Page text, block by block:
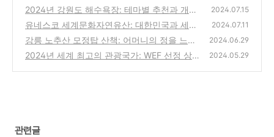
10: 인기 관광 명소와 방문 이유
(0)
2024년 강원도 해수욕장: 테마별 추천과 개장
시기, 즐길거리 가이드
(0)
2024.07.15
유네스코 세계문화자연유산: 대한민국과 세계
의 소중한 문화유산
(1)
2024.07.11
강릉 노추산 모정탑 산책: 어머니의 정을 느낄
수 있는 돌 탑
(1)
2024.06.29
2024년 세계 최고의 관광국가: WEF 선정 상
2024.05.29
관련글